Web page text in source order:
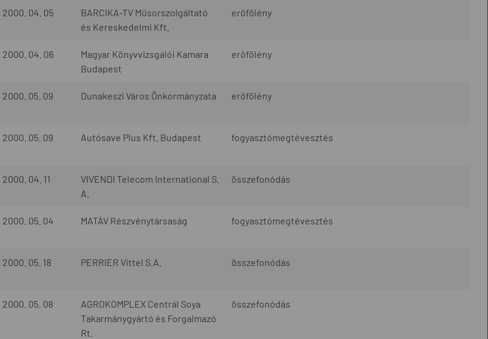
2000. 04. 05
BARCIKA-TV Műsorszolgáltató
és Kereskedelmi Kft.
erőfölény
2000. 04. 06
Magyar Könyvvizsgálói Kamara
Budapest
erőfölény
2000. 05. 09 Dunakeszi Város Önkormányzata erőfölény
2000. 05. 09 Autósave Plus Kft. Budapest fogyasztómegtévesztés
2000. 04. 11
VIVENDI Telecom International S.
A.
összefonódás
2000. 05. 04 MATÁV Részvénytársaság fogyasztómegtévesztés
2000. 05. 18 PERRIER Vittel S.A. összefonódás
2000. 05. 08
AGROKOMPLEX Centrál Soya
Takarmánygyártó és Forgalmazó
Rt.
összefonódás